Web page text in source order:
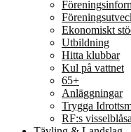
Ekonomiskt
Utbildning
Hitta klubbar
Kul på vattnet
65+
Anläggningar
Trygga
RF:s